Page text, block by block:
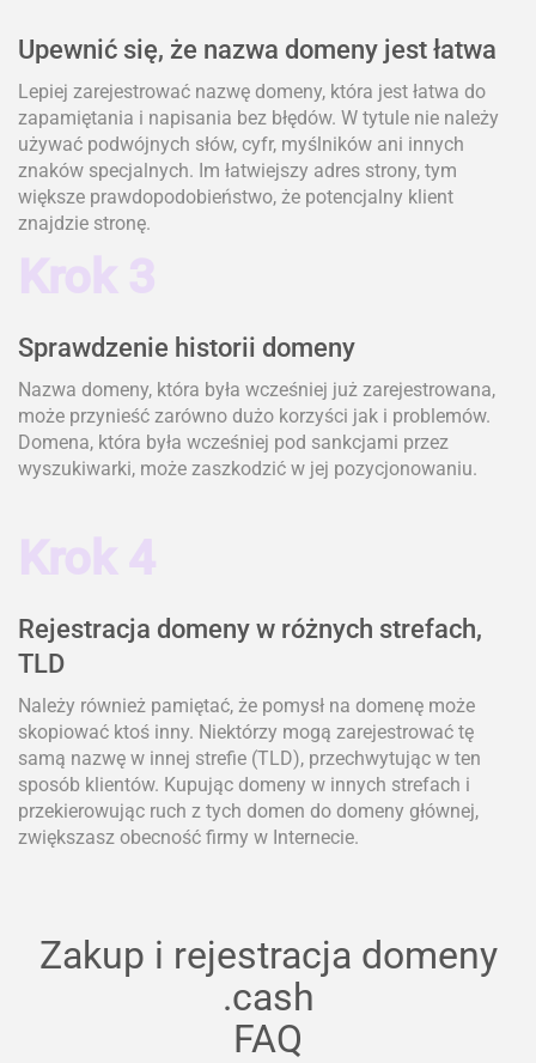
Upewnić się, że nazwa domeny jest łatwa
Lepiej zarejestrować nazwę domeny, która jest łatwa do
zapamiętania i napisania bez błędów. W tytule nie należy
używać podwójnych słów, cyfr, myślników ani innych
znaków specjalnych. Im łatwiejszy adres strony, tym
większe prawdopodobieństwo, że potencjalny klient
znajdzie stronę.
Krok 3
Sprawdzenie historii domeny
Nazwa domeny, która była wcześniej już zarejestrowana,
może przynieść zarówno dużo korzyści jak i problemów.
Domena, która była wcześniej pod sankcjami przez
wyszukiwarki, może zaszkodzić w jej pozycjonowaniu.
Krok 4
Rejestracja domeny w różnych strefach,
TLD
Należy również pamiętać, że pomysł na domenę może
skopiować ktoś inny. Niektórzy mogą zarejestrować tę
samą nazwę w innej strefie (TLD), przechwytując w ten
sposób klientów. Kupując domeny w innych strefach i
przekierowując ruch z tych domen do domeny głównej,
zwiększasz obecność firmy w Internecie.
Zakup i rejestracja domeny
.cash
FAQ